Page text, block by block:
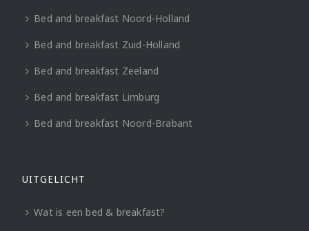
Bed and breakfast Noord-Holland
Bed and breakfast Zuid-Holland
Bed and breakfast Zeeland
Bed and breakfast Limburg
Bed and breakfast Noord-Brabant
UITGELICHT
Wat is een bed & breakfast?